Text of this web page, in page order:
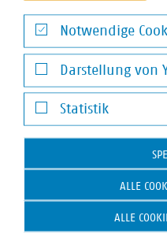
VKU-Bereiche
ENERGIEWIRTSCHAFT
WASSER/
Notwendige
Notwendige Cookies
Darstellung von
Darstellung von
Statistik
Statistik
ALLE
ALLE